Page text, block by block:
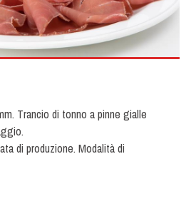
Trancio di tonno a pinne gialle
di produzione. Modalità di